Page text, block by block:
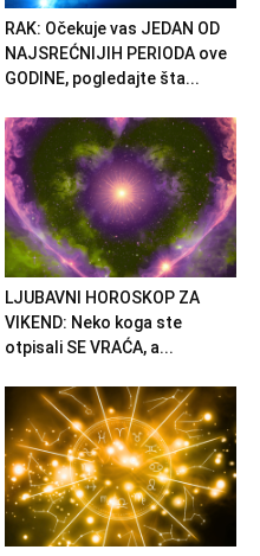
RAK: Očekuje vas JEDAN OD
NAJSREĆNIJIH PERIODA ove
GODINE, pogledajte šta...
LJUBAVNI HOROSKOP ZA
VIKEND: Neko koga ste
otpisali SE VRAĆA, a...